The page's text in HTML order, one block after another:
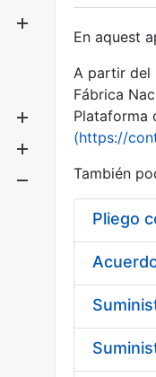
Mostra/
Mostra/
Mostra/
En aquest
A partir del
Fábrica
Plataforma
(https://
También
Pliego